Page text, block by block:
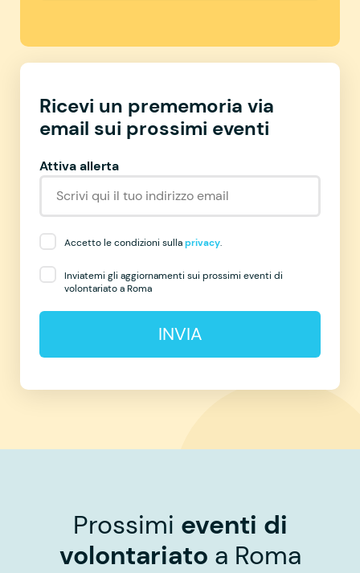
Ricevi un prememoria via
email sui prossimi eventi
Attiva allerta
Accetto le condizioni sullaprivacy.
Inviatemi gli aggiornamenti sui prossimi eventi di
volontariato a Roma
INVIA
Prossimi eventi di
volontariato a Roma